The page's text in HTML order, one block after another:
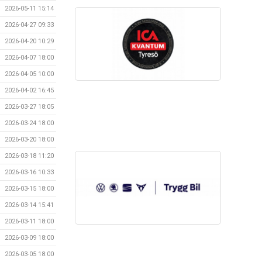
2026-05-11 15:14
2026-04-27 09:33
2026-04-20 10:29
2026-04-07 18:00
2026-04-05 10:00
2026-04-02 16:45
2026-03-27 18:05
2026-03-24 18:00
2026-03-20 18:00
2026-03-18 11:20
2026-03-16 10:33
2026-03-15 18:00
2026-03-14 15:41
2026-03-11 18:00
2026-03-09 18:00
2026-03-05 18:00